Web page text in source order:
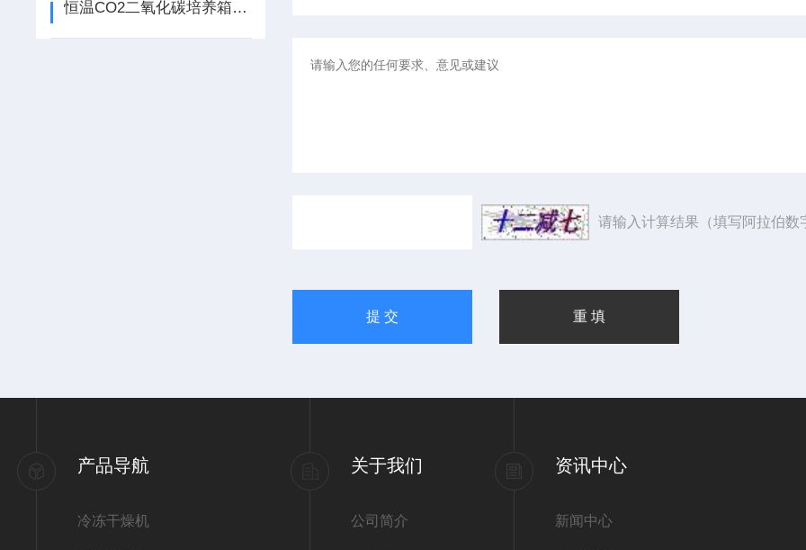
恒温CO2二氧化碳培养箱：细胞生命活动的“精准模拟舱”
请输入计算结果（填写阿拉伯数
产品导航
冷冻干燥机
关于我们
公司简介
资讯中心
新闻中心